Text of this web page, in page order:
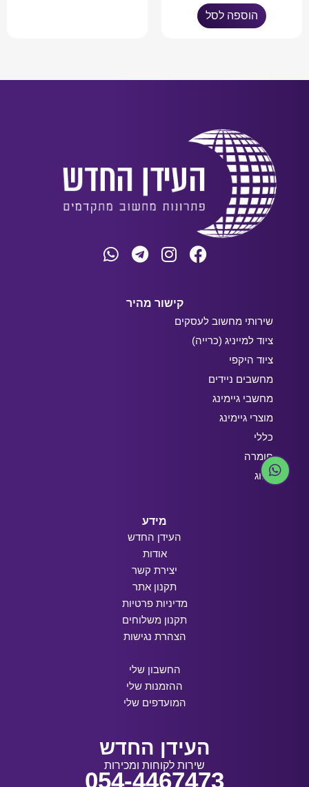
הוספה לסל
קישור מהיר
שירותי מחשוב לעסקים
ציוד למייניג (כרייה)
ציוד היקפי
מחשבים ניידים
מחשבי גיימינג
מוצרי גיימינג
כללי
חומרה
בלוג
מידע
העידן החדש
אודות
יצירת קשר
תקנון אתר
מדיניות פרטיות
תקנון משלוחים
הצהרת נגישות
החשבון שלי
ההזמנות שלי
המועדפים שלי
העידן החדש
שירות לקוחות ומכירות
054-4467473